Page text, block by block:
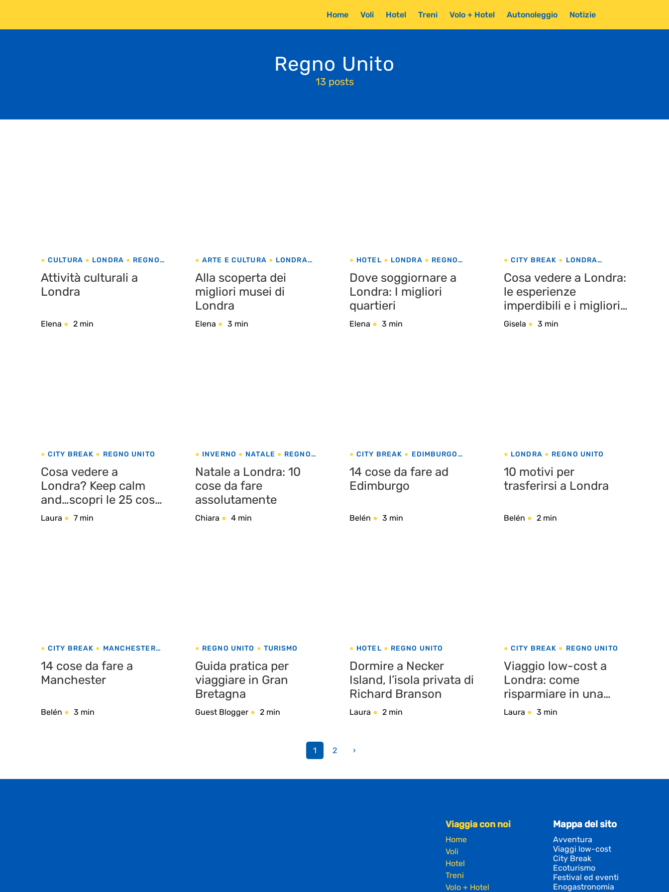
Home Voli Hotel Treni Volo + Hotel Autonoleggio Notizie
Regno Unito
13 posts
CULTURA LONDRA
REGNO
Attività culturali a
Londra
Elena 2 min
ARTE E CULTURA
LONDRA
Alla scoperta dei
migliori musei di
Londra
Elena 3 min
HOTEL LONDRA
REGNO
Dove soggiornare a
Londra: I migliori
quartieri
Elena 3 min
CITY BREAK
LONDRA
Cosa vedere a Londra:
le esperienze
imperdibili e i migliori
consigli
Gisela 3 min
CITY BREAK REGNO UNITO
Cosa vedere a
Londra? Keep calm
and…scopri le 25 cose
da fare nella capitale
Laura 7 min
INVERNO NATALE
REGNO
Natale a Londra: 10
cose da fare
assolutamente
Chiara 4 min
CITY BREAK
EDIMBURGO
14 cose da fare ad
Edimburgo
Belén 3 min
LONDRA REGNO UNITO
10 motivi per
trasferirsi a Londra
Belén 2 min
CITY BREAK
MANCHESTER
14 cose da fare a
Manchester
Belén 3 min
REGNO UNITO TURISMO
Guida pratica per
viaggiare in Gran
Bretagna
Guest Blogger 2 min
HOTEL REGNO UNITO
Dormire a Necker
Island, l’isola privata di
Richard Branson
Laura 2 min
CITY BREAK REGNO UNITO
Viaggio low-cost a
Londra: come
risparmiare in una
delle città più care
Laura 3 min
1 2 ›
Viaggia con noi
Home
Voli
Hotel
Treni
Volo + Hotel
Mappa del sito
Avventura
Viaggi low-cost
City Break
Ecoturismo
Festival ed eventi
Enogastronomia